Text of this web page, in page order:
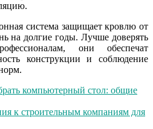
система защищает кровлю от
на долгие годы. Лучше доверять
они обеспечат
конструкции и соблюдение
компьютерный стол: общие
к строительным компаниям для